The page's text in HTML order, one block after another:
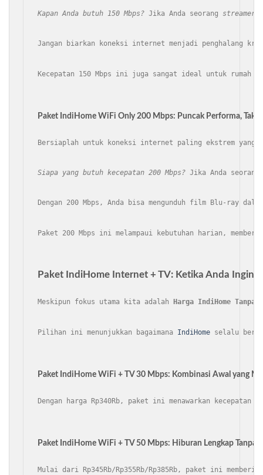
Kapan Anda butuh 150 Mbps? Jika Anda seorang streamer
Jangan biarkan koneksi internet menjadi penghalang
Kecepatan 150 Mbps ini juga sangat ideal untuk rumah
Paket IndiHome WiFi Only 200 Mbps: Puncak Performa, Tak
Bersiaplah untuk koneksi internet paling ekstrem yang
Siapa yang butuh kecepatan 200 Mbps? Jika Anda
Dengan 200 Mbps, Anda bisa mengunduh film Blu-ray
Paket 200 Mbps ini melampaui kebutuhan harian,
Paket IndiHome Internet + TV: Ketika Anda Ingin
Meskipun fokus utama kita adalah Harga IndiHome Tanpa
Pilihan ini menunjukkan bagaimana IndiHome selalu
Paket IndiHome WiFi + TV 30 Mbps: Kombinasi Awal yang
Dengan harga Rp340Rb, paket ini menawarkan kecepatan
Paket IndiHome WiFi + TV 50 Mbps: Hiburan Lengkap Tanpa
Mulai dari Rp345Rb/Rp355Rb/Rp385Rb, paket ini